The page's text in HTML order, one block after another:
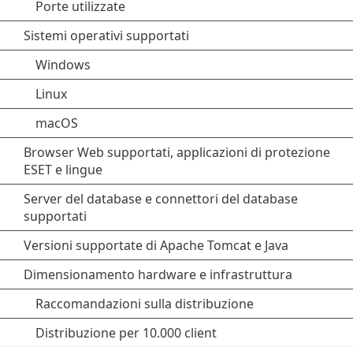
Porte utilizzate
Sistemi operativi supportati
Windows
Linux
macOS
Browser Web supportati, applicazioni di protezione
ESET e lingue
Server del database e connettori del database
supportati
Versioni supportate di Apache Tomcat e Java
Dimensionamento hardware e infrastruttura
Raccomandazioni sulla distribuzione
Distribuzione per 10.000 client